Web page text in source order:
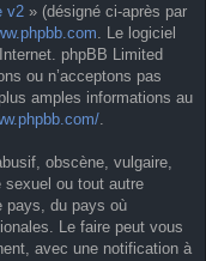
v2 » (désigné ci-après par
. Le logiciel
phpBB Limited
ou n’acceptons pas
amples informations au
obscène, vulgaire,
sexuel ou tout autre
pays, du pays où
Le faire peut vous
avec une notification à